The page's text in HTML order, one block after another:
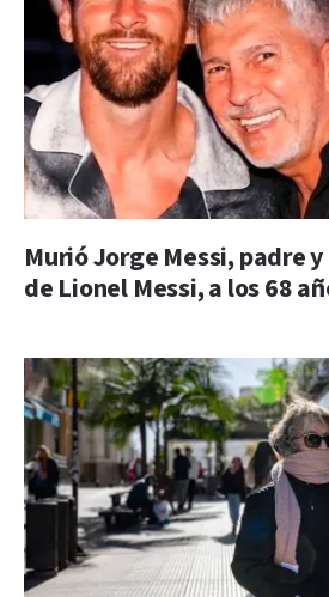
Murió Jorge Messi, padre
de Lionel Messi, a los 68